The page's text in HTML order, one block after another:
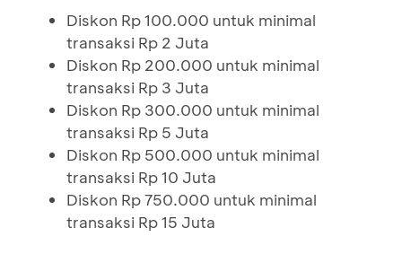
Diskon Rp 100.000 untuk minimal
transaksi Rp 2 Juta
Diskon Rp 200.000 untuk minimal
transaksi Rp 3 Juta
Diskon Rp 300.000 untuk minimal
transaksi Rp 5 Juta
Diskon Rp 500.000 untuk minimal
transaksi Rp 10 Juta
Diskon Rp 750.000 untuk minimal
transaksi Rp 15 Juta